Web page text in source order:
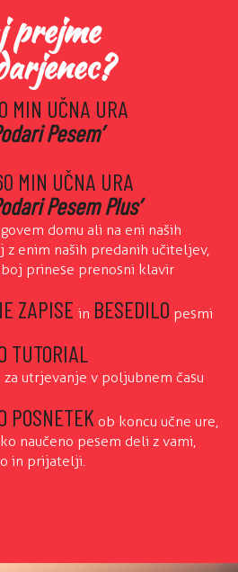
MIN UČNA URA
Pesem’
MIN UČNA URA
Pesem Plus’
domu ali na eni naših
z enim naših predanih učiteljev,
prinese prenosni klavir
ZAPISE in BESEDILO pesmi
TUTORIAL
za utrjevanje v poljubnem času
POSNETEKob koncu učne ure,
naučeno pesem deli z vami,
in prijatelji.
prejme